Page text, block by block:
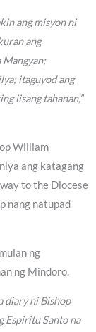
ang misyon ni
ang
Mangyan;
itaguyod ang
iisang tahanan,”
William
ang katagang
to the Diocese
nang natupad
ng
ng Mindoro.
diary ni Bishop
Espiritu Santo na